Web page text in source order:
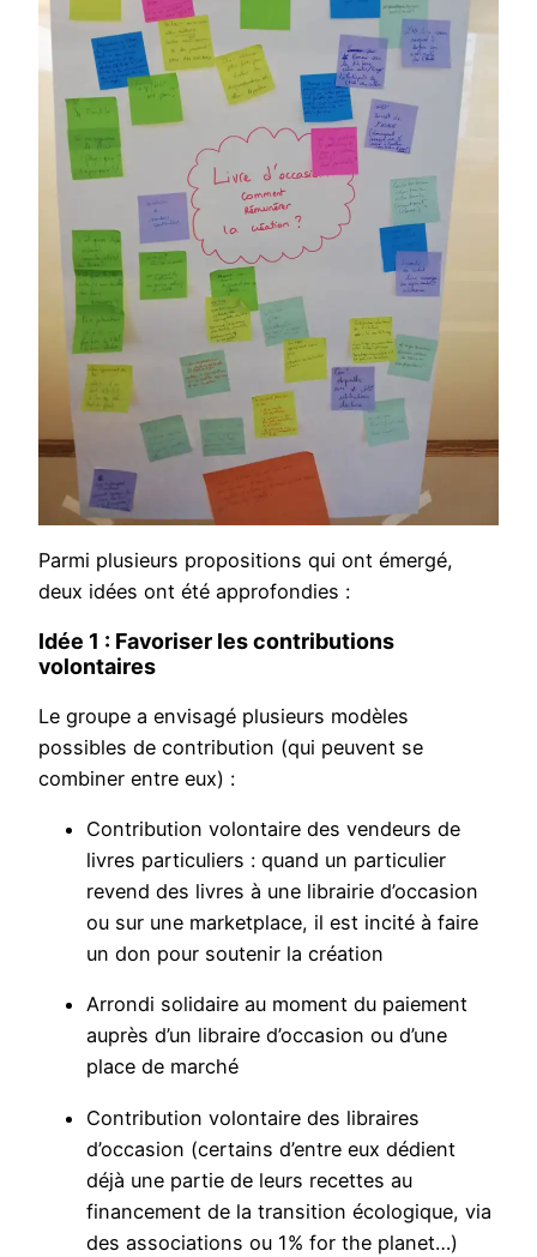
Parmi plusieurs propositions qui ont émergé,
deux idées ont été approfondies :
Idée 1 : Favoriser les contributions
volontaires
Le groupe a envisagé plusieurs modèles
possibles de contribution (qui peuvent se
combiner entre eux) :
Contribution volontaire des vendeurs de
livres particuliers : quand un particulier
revend des livres à une librairie d’occasion
ou sur une marketplace, il est incité à faire
un don pour soutenir la création
Arrondi solidaire au moment du paiement
auprès d’un libraire d’occasion ou d’une
place de marché
Contribution volontaire des libraires
d’occasion (certains d’entre eux dédient
déjà une partie de leurs recettes au
financement de la transition écologique, via
des associations ou 1% for the planet…)